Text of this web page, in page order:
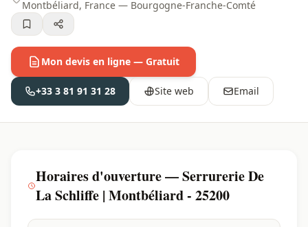
Montbéliard, France — Bourgogne-Franche-Comté
Mon devis en ligne — Gratuit
+33 3 81 91 31 28 Site web Email
Horaires d'ouverture — Serrurerie De
La Schliffe | Montbéliard - 25200